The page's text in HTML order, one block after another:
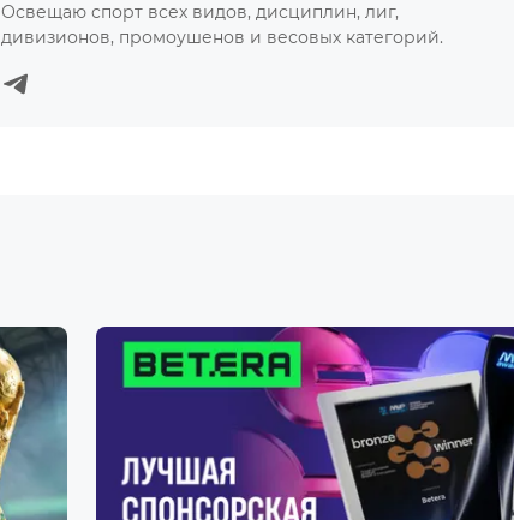
Освещаю спорт всех видов, дисциплин, лиг,
дивизионов, промоушенов и весовых категорий.